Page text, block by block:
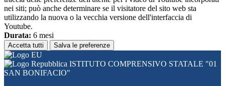
nei siti; può anche determinare se il visitatore del sito web sta
utilizzando la nuova o la vecchia versione dell'interfaccia di
Youtube.
Durata: 6 mesi
Accetta tutti Salva le preferenze
ISTITUTO COMPRENSIVO STATALE "01
SAN BONIFACIO"